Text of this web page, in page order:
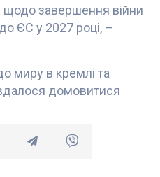
завершення війни
ЄС у 2027 році, –
миру в кремлі та
домовитися